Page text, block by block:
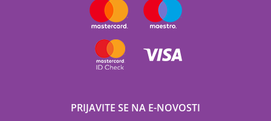
PRIJAVITE SE NA E-NOVOSTI